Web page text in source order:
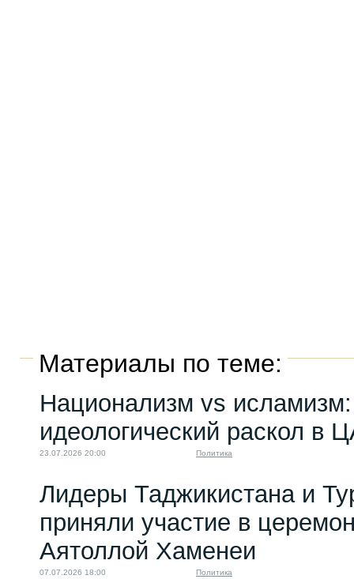
Материалы по теме:
Национализм vs
идеологический раскол в
23.07.2026 20:00 Политика
Лидеры Таджикистана и
приняли участие в
Аятоллой Хаменеи
07.07.2026 18:00 Политика